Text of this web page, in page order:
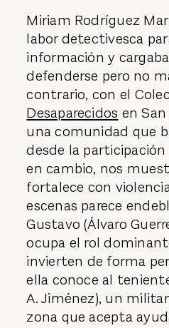
Miriam Rodríguez
labor detectivesca
información y
defenderse pero no
contrario, con el
Desaparecidos en
una comunidad que
desde la
en cambio, nos
fortalece con
escenas parece
Gustavo (Álvaro
ocupa el rol
invierten de forma
ella conoce al
A. Jiménez), un
zona que acepta